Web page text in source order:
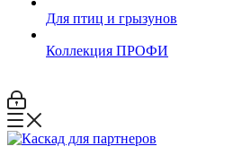
Для птиц и грызунов
Коллекция ПРОФИ